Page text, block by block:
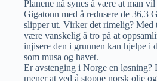
Planene nå synes å være at man
Gigatonn med å redusere de 36,3
slipper ut. Virker det rimelig? Med
være vanskelig å tro på at
injisere den i grunnen kan hjelpe i
som musa og havet.
Er avstenging i Norge en løsning?
mener at ved å stoppe norsk olje